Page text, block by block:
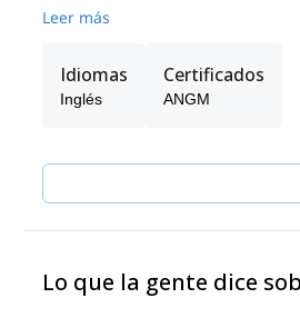
other active volcanoes in the area
Leer más
Idiomas
Inglés
Certificados
ANGM
Lo que la gente dice